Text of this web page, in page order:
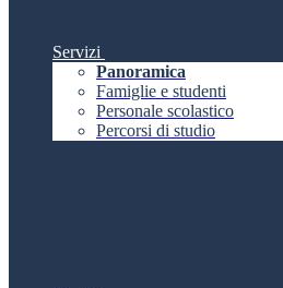
Servizi
Panoramica
Famiglie e studenti
Personale scolastico
Percorsi di studio